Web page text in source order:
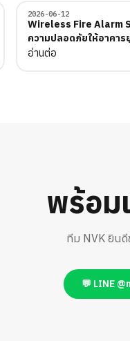
เทคนิค
2026-06-12
Wireless Fire Alarm
ความปลอดภัยให้อาคาร
เรื่องการเดินสาย
อ่านต่อ
พร้อม
ทีม NVK ยินดี
💬 LINE